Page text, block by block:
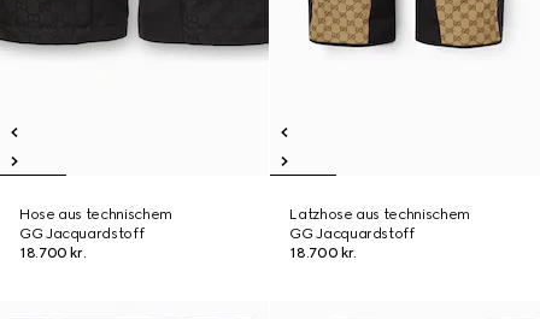
Hose aus technischem
GG Jacquardstoff
18.700 kr.
Latzhose aus technischem
GG Jacquardstoff
18.700 kr.